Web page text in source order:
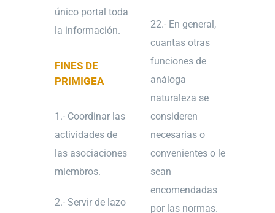
único portal toda
la información.
FINES DE
PRIMIGEA
1.- Coordinar las
actividades de
las asociaciones
miembros.
2.- Servir de lazo
22.- En general,
cuantas otras
funciones de
análoga
naturaleza se
consideren
necesarias o
convenientes o le
sean
encomendadas
por las normas.